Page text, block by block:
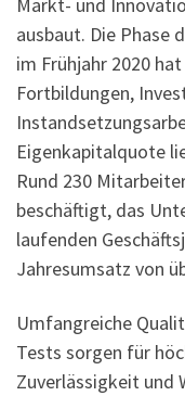
Markt- und
ausbaut. Die Phase
im Frühjahr 2020
Fortbildungen,
Eigenkapitalquote
Rund 230
beschäftigt, das
laufenden
Jahresumsatz von
Umfangreiche
Tests sorgen für
Zuverlässigkeit und